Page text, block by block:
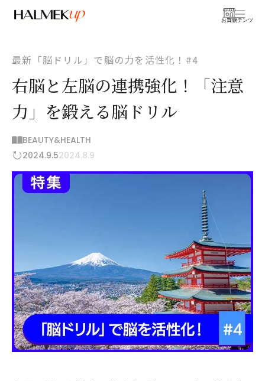
お買物
コンテンツ
最新「脳ドリル」で脳の力を活性化！#4
右脳と左脳の連携強化！「注意
力」を鍛える脳ドリル
BEAUTY&HEALTH
2024.9.52024.8.9